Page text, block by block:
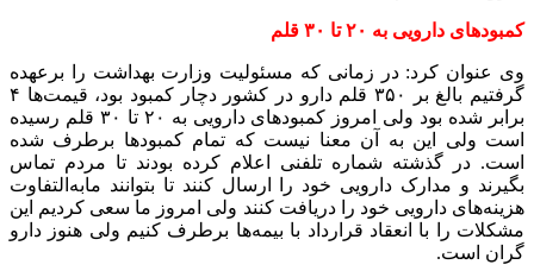
کمبودهای دارویی به ۲۰ تا ۳۰ قلم
وی عنوان کرد: در زمانی که مسئولیت وزارت بهداشت را برعهده
گرفتیم بالغ بر ۳۵۰ قلم دارو در کشور دچار کمبود بود، قیمت‌ها ۴
برابر شده بود ولی امروز کمبودهای دارویی به ۲۰ تا ۳۰ قلم رسیده
است ولی این به آن معنا نیست که تمام کمبودها برطرف شده
است. در گذشته شماره تلفنی اعلام کرده بودند تا مردم تماس
بگیرند و مدارک دارویی خود را ارسال کنند تا بتوانند مابه‌التفاوت
هزینه‌های دارویی خود را دریافت کنند ولی امروز ما سعی کردیم این
مشکلات را با انعقاد قرارداد با بیمه‌ها برطرف کنیم ولی هنوز دارو
گران است.